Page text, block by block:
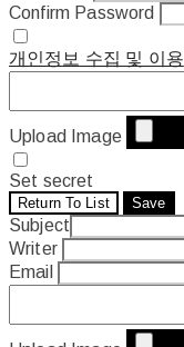
Confirm Password
개인정보 수집 및 이용
Upload Image
Set secret
Return To List Save
Subject
Writer
Email